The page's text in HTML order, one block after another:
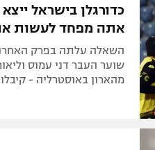
כדורגלן בישראל
אתה מפחד לעשות
השאלה עלתה בפרק
שוער העבר דני עמוס
מהארון באוסטרליה -